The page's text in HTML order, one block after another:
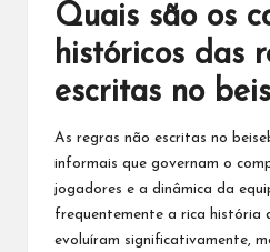
Quais são os
históricos das
escritas no
As regras não escritas no
informais que governam o
jogadores e a dinâmica da
frequentemente a rica história
evoluíram significativamente,